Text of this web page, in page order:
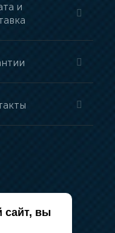
и
сайт, вы